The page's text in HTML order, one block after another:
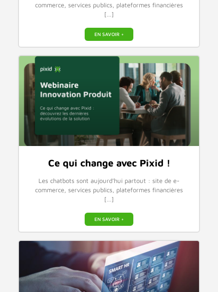
commerce, services publics, plateformes financières
[…]
EN SAVOIR +
Ce qui change avec Pixid !
Les chatbots sont aujourd’hui partout : site de e-
commerce, services publics, plateformes financières
[…]
EN SAVOIR +